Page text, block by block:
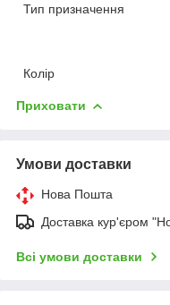
Тип призначення
Колір
Приховати
Умови доставки
Нова Пошта
Доставка кур'єром
Всі умови доставки